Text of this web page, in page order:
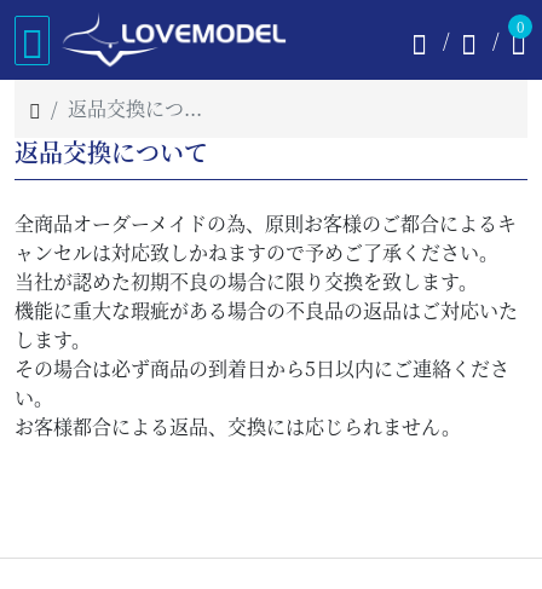
0
返品交換について
返品交換について
全商品オーダーメイドの為、原則お客様のご都合によるキ
ャンセルは対応致しかねますので予めご了承ください。
当社が認めた初期不良の場合に限り交換を致します。
機能に重大な瑕疵がある場合の不良品の返品はご対応いた
します。
その場合は必ず商品の到着日から5日以内にご連絡くださ
い。
お客様都合による返品、交換には応じられません。